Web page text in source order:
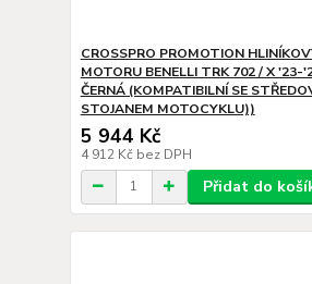
CROSSPRO PROMOTION
MOTORU BENELLI TRK 702 / X '23-
ČERNÁ (KOMPATIBILNÍ SE
STOJANEM MOTOCYKLU))
5 944 Kč
4 912 Kč bez DPH
Přidat do